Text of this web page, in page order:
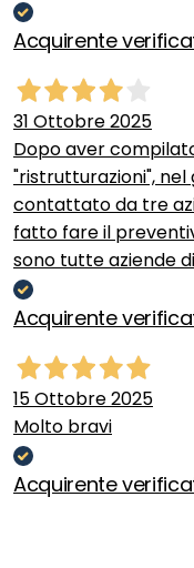
Acquirente
31 Ottobre 2025
Dopo aver
"ristrutturazioni", nel
contattato da tre
fatto fare il
sono tutte aziende
Acquirente
15 Ottobre 2025
Molto bravi
Acquirente